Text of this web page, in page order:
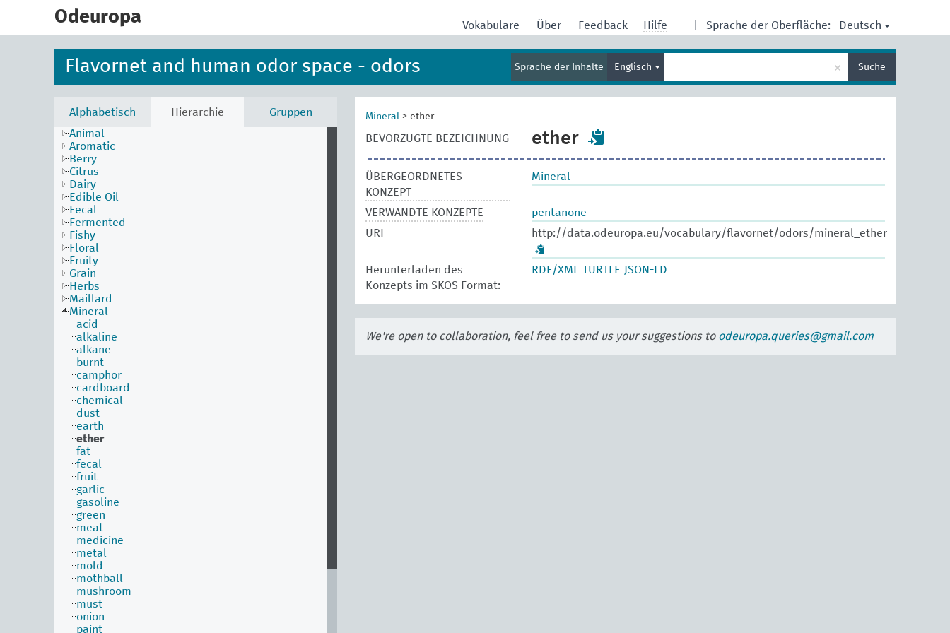
Odeuropa Sprache der Oberfläche: Deutsch
Vokabulare Über Feedback Hilfe
Flavornet and human odor space - odors Sprache der Inhalte Englisch × Suche
Alphabetisch Hierarchie
Gruppen
Animal
Aromatic
Berry
Citrus
Dairy
Edible Oil
Fecal
Fermented
Fishy
Floral
Fruity
Grain
Herbs
Maillard
Mineral
acid
alkaline
alkane
burnt
camphor
cardboard
chemical
dust
earth
ether
fat
fecal
fruit
garlic
gasoline
green
meat
medicine
metal
mold
mothball
mushroom
must
onion
paint
Mineral > ether
BEVORZUGTE BEZEICHNUNG ether
ÜBERGEORDNETES
KONZEPT
Mineral
VERWANDTE KONZEPTE
pentanone
URI
http://data.odeuropa.eu/vocabulary/flavornet/odors/mineral_ether
Herunterladen des
Konzepts im SKOS Format:
RDF/XML TURTLE JSON-LD
We're open to collaboration, feel free to send us your suggestions to odeuropa.queries@gmail.com